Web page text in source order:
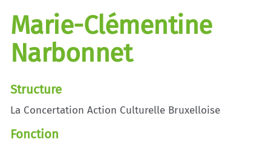
Marie-Clémentine
Narbonnet
Structure
La Concertation Action Culturelle Bruxelloise
Fonction